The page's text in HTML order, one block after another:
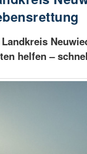
helfen –